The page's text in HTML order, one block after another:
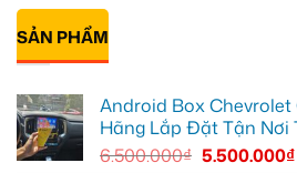
Đức
cần
ánh
sáng
Suzuki
XL7
tại
ghi
mọi
cung
Android
Box
cho
tại
Quận
xem
có
luận
ở
Anh
Android
box
Geely
EX2
SẢN PHẨM
Android Box
Hãng Lắp Đặt Tận Nơi
6.500.000₫ 5.500.000₫